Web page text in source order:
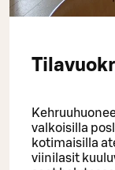
valkoisilla
kotimaisilla
viinilasit